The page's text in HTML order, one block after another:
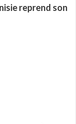
reprend son